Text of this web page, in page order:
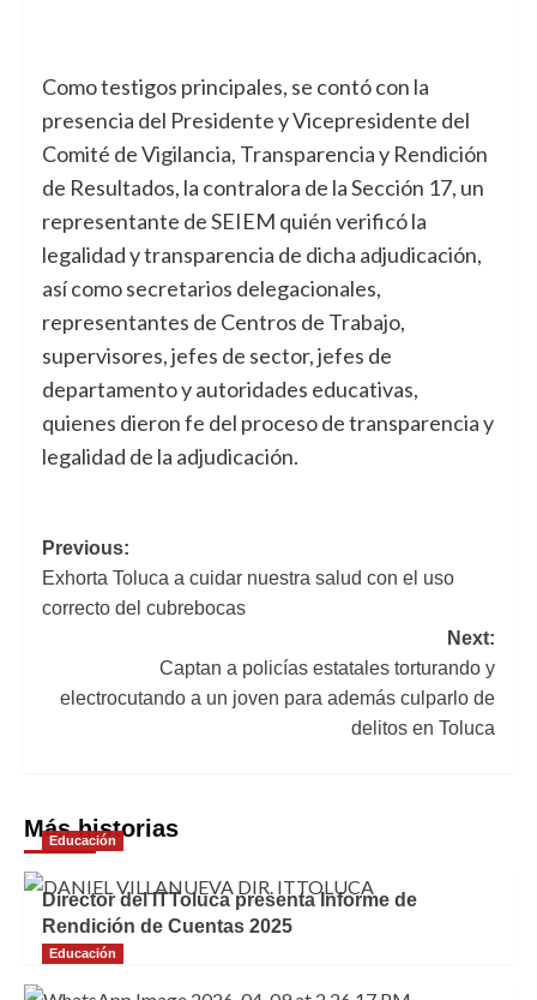
Como testigos principales, se contó con la
presencia del Presidente y Vicepresidente del
Comité de Vigilancia, Transparencia y Rendición
de Resultados, la contralora de la Sección 17, un
representante de SEIEM quién verificó la
legalidad y transparencia de dicha adjudicación,
así como secretarios delegacionales,
representantes de Centros de Trabajo,
supervisores, jefes de sector, jefes de
departamento y autoridades educativas,
quienes dieron fe del proceso de transparencia y
legalidad de la adjudicación.
Navegación
de
Previous:
Exhorta Toluca a cuidar nuestra salud con el uso
correcto del cubrebocas
Next:
Captan a policías estatales torturando y
electrocutando a un joven para además culparlo de
delitos en Toluca
Más historias
Educación
Director del ITToluca presenta Informe de
Rendición de Cuentas 2025
Educación